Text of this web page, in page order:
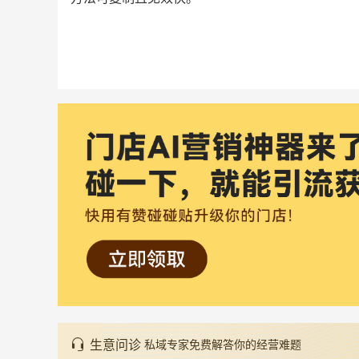
生意问诊 私域专家免费解答你的经营难题